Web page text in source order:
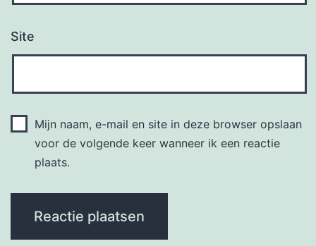
Site
Mijn naam, e-mail en site in deze browser opslaan
voor de volgende keer wanneer ik een reactie
plaats.